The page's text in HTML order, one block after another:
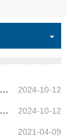
霍邱一院2024年副高级评审拟享受一线优惠政策人员名单公示 2024-10-12
霍邱一院关于2024年正高评审中拟使用抗疫一线待遇的公示 2024-10-12
2021-04-09